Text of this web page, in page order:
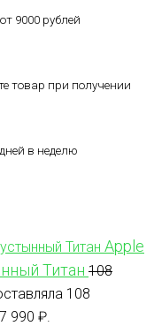
9000 рублей
товар при получении
в неделю
Apple
Титан 108
108
990 ₽.